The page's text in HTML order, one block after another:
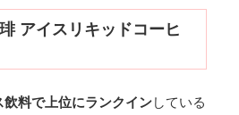
アイスリキッドコーヒ
料で上位にランクインしている